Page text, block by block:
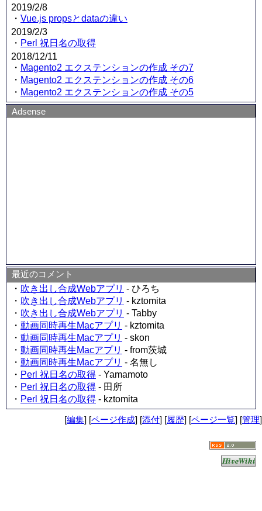
2019/2/8
・ Vue.js propsとdataの違い
2019/2/3
・ Perl 祝日名の取得
2018/12/11
・ Magento2 エクステンションの作成 その7
・ Magento2 エクステンションの作成 その6
・ Magento2 エクステンションの作成 その5
Adsense
最近のコメント
・ 吹き出し合成Webアプリ - ひろち
・ 吹き出し合成Webアプリ - kztomita
・ 吹き出し合成Webアプリ - Tabby
・ 動画同時再生Macアプリ - kztomita
・ 動画同時再生Macアプリ - skon
・ 動画同時再生Macアプリ - from茨城
・ 動画同時再生Macアプリ - 名無し
・ Perl 祝日名の取得 - Yamamoto
・ Perl 祝日名の取得 - 田所
・ Perl 祝日名の取得 - kztomita
[編集] [ページ作成] [添付] [履歴] [ページ一覧] [管理]